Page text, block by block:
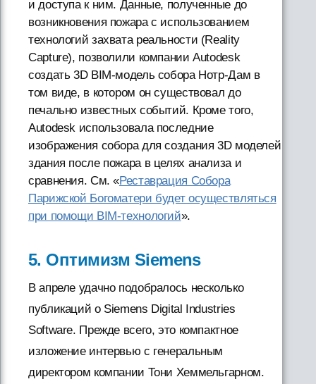
и доступа к ним. Данные, полученные до
возникновения пожара с использованием
технологий захвата реальности (Reality
Capture), позволили компании Autodesk
создать 3D BIM-модель собора Нотр-Дам в
том виде, в котором он существовал до
печально известных событий. Кроме того,
Autodesk использовала последние
изображения собора для создания 3D моделей
здания после пожара в целях анализа и
сравнения. См. «Реставрация Собора
Парижской Богоматери будет осуществляться
при помощи BIM-технологий».
5. Оптимизм Siemens
В апреле удачно подобралось несколько
публикаций о Siemens Digital Industries
Software. Прежде всего, это компактное
изложение интервью с генеральным
директором компании Тони Хеммельгарном.